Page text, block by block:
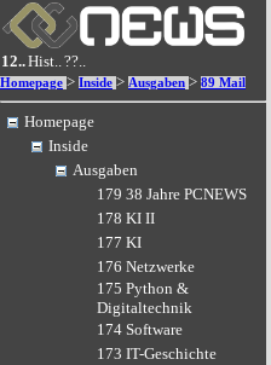
12..Hist..??..
Homepage > Inside > Ausgaben > 89 Mail
Homepage
Inside
Ausgaben
179 38 Jahre PCNEWS
178 KI II
177 KI
176 Netzwerke
175 Python &
Digitaltechnik
174 Software
173 IT-Geschichte